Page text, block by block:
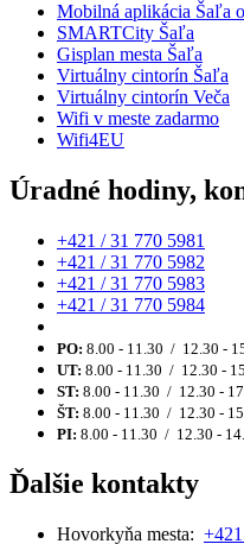
Mobilná aplikácia Šaľa
SMARTCity Šaľa
Gisplan mesta Šaľa
Virtuálny cintorín Šaľa
Virtuálny cintorín Veča
Wifi v meste zadarmo
Wifi4EU
Úradné hodiny,
+421 / 31 770 5981
+421 / 31 770 5982
+421 / 31 770 5983
+421 / 31 770 5984
PO: 8.00 - 11.30 / 12.30 -
UT: 8.00 - 11.30 / 12.30 -
ST: 8.00 - 11.30 / 12.30 -
ŠT: 8.00 - 11.30 / 12.30 -
PI: 8.00 - 11.30 / 12.30 -
Ďalšie kontakty
Hovorkyňa mesta: